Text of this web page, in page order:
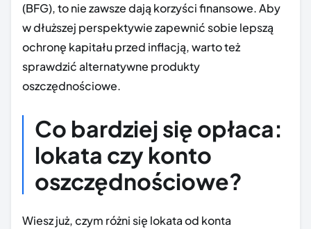
(BFG), to nie zawsze dają korzyści finansowe. Aby
w dłuższej perspektywie zapewnić sobie lepszą
ochronę kapitału przed inflacją, warto też
sprawdzić alternatywne produkty
oszczędnościowe.
Co bardziej się opłaca:
lokata czy konto
oszczędnościowe?
Wiesz już, czym różni się lokata od konta